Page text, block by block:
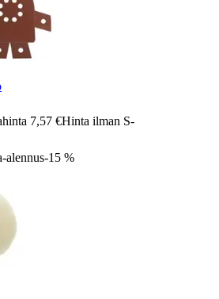
7,57 €Hinta ilman S-
alennus-15 %